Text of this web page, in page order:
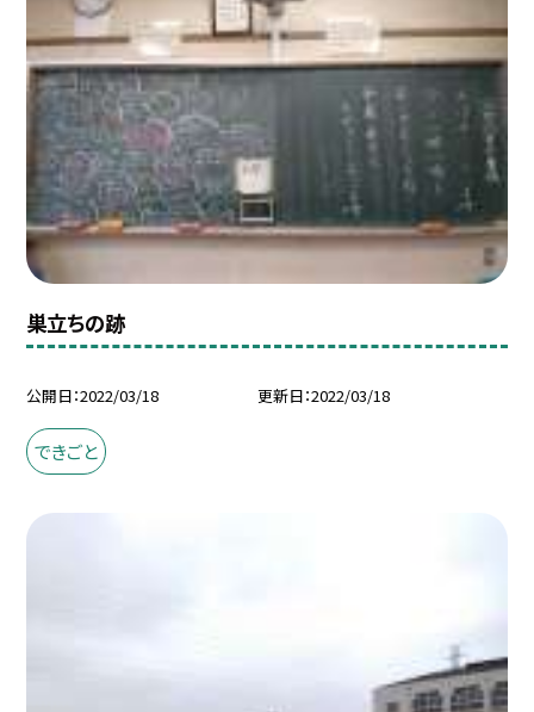
巣立ちの跡
公開日 2022/03/18 更新日 2022/03/18
できごと